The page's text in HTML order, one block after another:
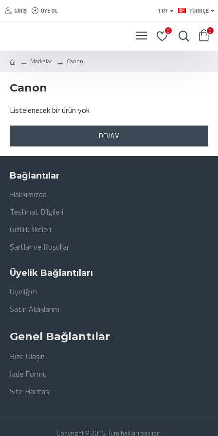
GIRIŞ ÜYE OL TRY TÜRKÇE
0 0
Markalar Canon
Canon
Listelenecek bir ürün yok
DEVAM
Bağlantılar
Hakkımızda
Teslimat Bilgileri
Gizlilik İlkeleri
Şartlar ve Koşullar
Üyelik Bağlantıları
Üyeliğim
Satın Aldıklarım
Genel Bağlantılar
Bize Ulaşın
İade Formu
Site Haritası
Copyright © 2016, Tüm hakları saklıdır.